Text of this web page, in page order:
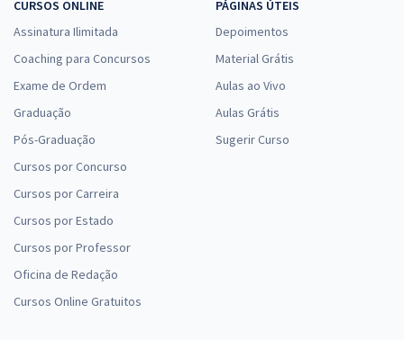
INMETRO - Instituto Nacional de Metrologia, Qualidade e Tecnologia -
Pesquisador Tecnologista em Metrologia e Qualidade: P2 - Avaliação
da Conformidade (Módulo Especial)
à vista
28,46
Conhecimentos Específicos para Analista Executivo em Metrologia e
CURSOS ONLINE
Assinatura Ilimitada
Coaching para Concursos
Exame de Ordem
Graduação
Pós-Graduação
Cursos por Concurso
Cursos por Carreira
Cursos por Estado
Cursos por Professor
Oficina de Redação
Cursos Online Gratuitos
PÁGINAS ÚTEIS
Depoimentos
Material Grátis
Aulas ao Vivo
Aulas Grátis
Sugerir Curso